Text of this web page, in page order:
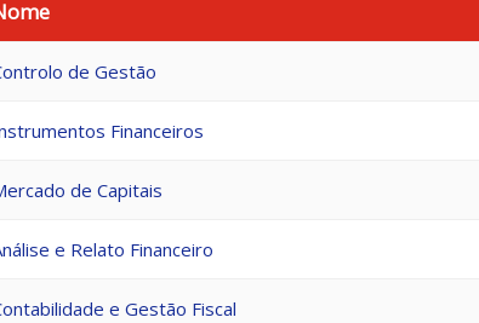
de Gestão
Financeiros
de Capitais
e Relato Financeiro
e Gestão Fiscal